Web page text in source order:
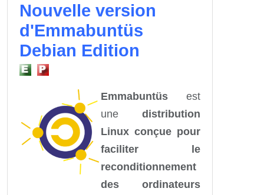
Nouvelle version
d'Emmabuntüs
Debian Edition
Emmabuntüs est
une distribution
Linux conçue pour
faciliter le
reconditionnement
des ordinateurs